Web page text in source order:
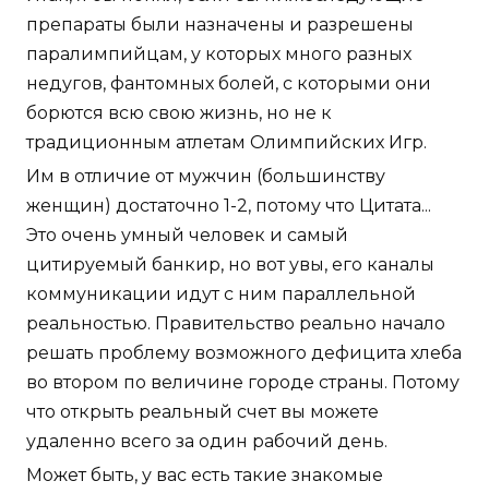
препараты были назначены и разрешены
паралимпийцам, у которых много разных
недугов, фантомных болей, с которыми они
борются всю свою жизнь, но не к
традиционным атлетам Олимпийских Игр.
Им в отличие от мужчин (большинству
женщин) достаточно 1-2, потому что Цитата...
Это очень умный человек и самый
цитируемый банкир, но вот увы, его каналы
коммуникации идут с ним параллельной
реальностью. Правительство реально начало
решать проблему возможного дефицита хлеба
во втором по величине городе страны. Потому
что открыть реальный счет вы можете
удаленно всего за один рабочий день.
Может быть, у вас есть такие знакомые